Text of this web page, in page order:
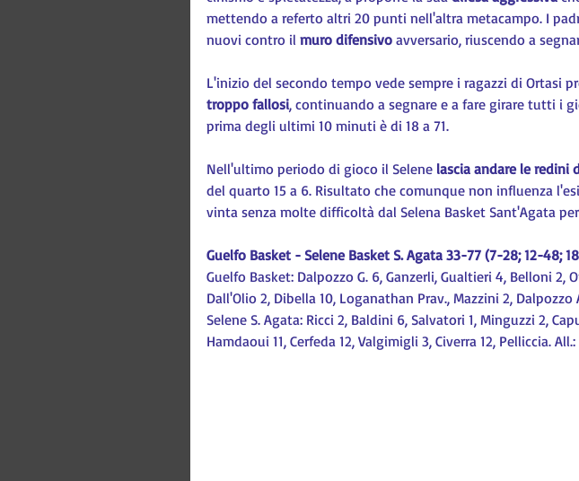
mettendo a referto altri 20 punti nell'altra metacampo. I
nuovi contro il muro difensivo avversario, riuscendo a
L'inizio del secondo tempo vede sempre i ragazzi di Ortasi
troppo fallosi, continuando a segnare e a fare girare tutti i
prima degli ultimi 10 minuti è di 18 a 71.
Nell'ultimo periodo di gioco il Selene lascia andare le redini
del quarto 15 a 6. Risultato che comunque non influenza
vinta senza molte difficoltà dal Selena Basket Sant'Agata
Guelfo Basket - Selene Basket S. Agata 33-77 (7-28; 12-48;
Guelfo Basket: Dalpozzo G. 6, Ganzerli, Gualtieri 4, Belloni 2,
Dall'Olio 2, Dibella 10, Loganathan Prav., Mazzini 2, Dalpozzo
Selene S. Agata: Ricci 2, Baldini 6, Salvatori 1, Minguzzi 2,
Hamdaoui 11, Cerfeda 12, Valgimigli 3, Civerra 12, Pelliccia.